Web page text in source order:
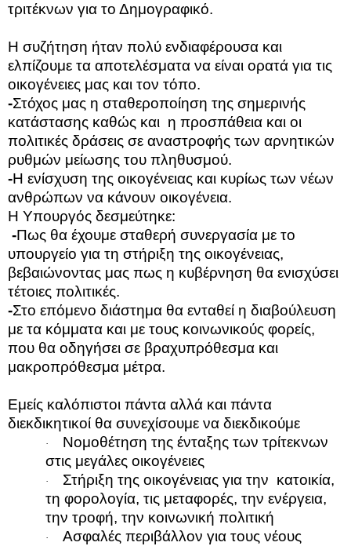
τριτέκνων για το Δημογραφικό.
Η συζήτηση ήταν πολύ ενδιαφέρουσα και
ελπίζουμε τα αποτελέσματα να είναι ορατά για τις
οικογένειες μας και τον τόπο.
-Στόχος μας η σταθεροποίηση της σημερινής
κατάστασης καθώς και η προσπάθεια και οι
πολιτικές δράσεις σε αναστροφής των αρνητικών
ρυθμών μείωσης του πληθυσμού.
-Η ενίσχυση της οικογένειας και κυρίως των νέων
ανθρώπων να κάνουν οικογένεια.
Η Υπουργός δεσμεύτηκε:
-Πως θα έχουμε σταθερή συνεργασία με το
υπουργείο για τη στήριξη της οικογένειας,
βεβαιώνοντας μας πως η κυβέρνηση θα ενισχύσει
τέτοιες πολιτικές.
-Στο επόμενο διάστημα θα ενταθεί η διαβούλευση
με τα κόμματα και με τους κοινωνικούς φορείς,
που θα οδηγήσει σε βραχυπρόθεσμα και
μακροπρόθεσμα μέτρα.
Εμείς καλόπιστοι πάντα αλλά και πάντα
διεκδικητικοί θα συνεχίσουμε να διεκδικούμε
·
Νομοθέτηση της ένταξης των τρίτεκνων
στις μεγάλες οικογένειες
· Στήριξη της οικογένειας για την κατοικία,
τη φορολογία, τις μεταφορές, την ενέργεια,
την τροφή, την κοινωνική πολιτική
·
Ασφαλές περιβάλλον για τους νέους